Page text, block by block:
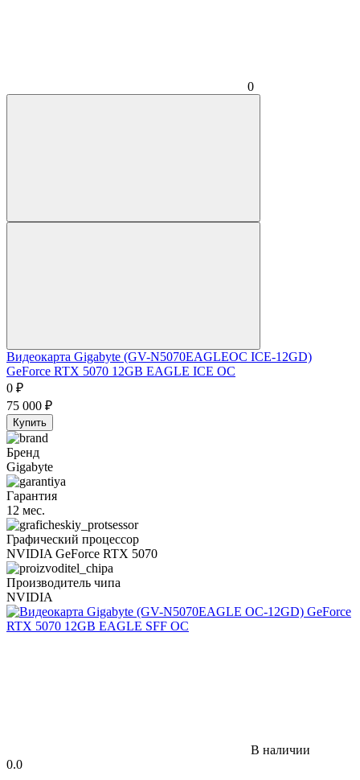
0
Видеокарта Gigabyte (GV-N5070EAGLEOC ICE-12GD)
GeForce RTX 5070 12GB EAGLE ICE OC
0 ₽
75 000 ₽
Купить
Бренд
Gigabyte
Гарантия
12 мес.
Графический процессор
NVIDIA GeForce RTX 5070
Производитель чипа
NVIDIA
В наличии
0.0